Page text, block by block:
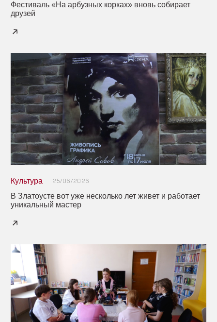
Фестиваль «На арбузных корках» вновь собирает
друзей
Культура 25/06/2026
В Златоусте вот уже несколько лет живет и работает
уникальный мастер